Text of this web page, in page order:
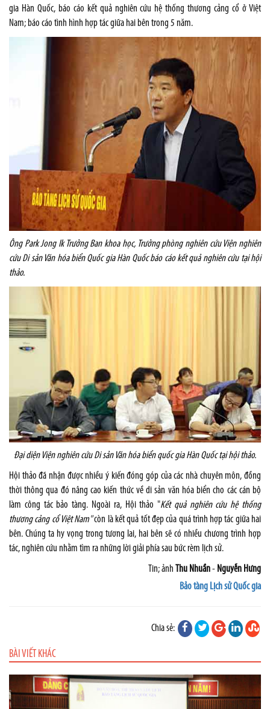
gia Hàn Quốc, báo cáo kết quả nghiên cứu hệ thống thương cảng cổ ở Việt
Nam; báo cáo tình hình hợp tác giữa hai bên trong 5 năm.
Ông Park Jong Ik Trưởng Ban khoa học, Trưởng phòng nghiên cứu Viện nghiên
cứu Di sản Văn hóa biển Quốc gia Hàn Quốc báo cáo kết quả nghiên cứu tại hội
thảo.
Đại diện Viện nghiên cứu Di sản Văn hóa biển quốc gia Hàn Quốc tại hội thảo.
Hội thảo đã nhận được nhiều ý kiến đóng góp của các nhà chuyên môn, đồng
thời thông qua đó nâng cao kiến thức về di sản văn hóa biển cho các cán bộ
làm công tác bảo tàng. Ngoài ra, Hội thảo "Kết quả nghiên cứu hệ thống
thương cảng cổ ViệtNam"còn là kết quả tốt đẹp của quá trình hợp tác giữa hai
bên. Chúng ta hy vọng trong tương lai, hai bên sẽ có nhiều chương trình hợp
tác, nghiên cứu nhằm tìm ra những lời giải phía sau bức rèm lịch sử.
Tin; ảnh Thu Nhuần- Nguyễn Hưng
Bảo tàng Lịch sử Quốc gia
Chia sẻ:
BÀI VIẾT KHÁC